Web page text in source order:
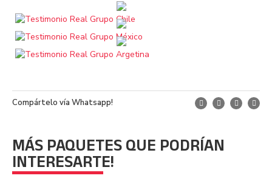
Compártelo vía Whatsapp!
MÁS PAQUETES QUE PODRÍAN
INTERESARTE!